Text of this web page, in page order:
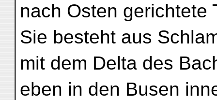
nach Osten gerichtete
Sie besteht aus
mit dem Delta des
eben in den Busen